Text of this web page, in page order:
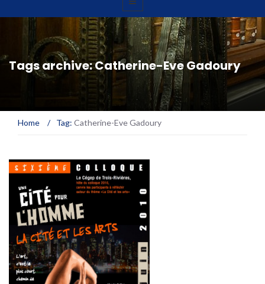
Tags archive: Catherine-Eve Gadoury
Home / Tag: Catherine-Eve Gadoury